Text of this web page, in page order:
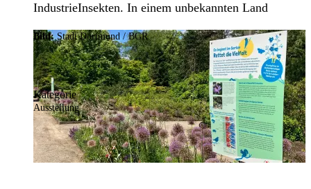
IndustrieInsekten. In einem unbekannten Land
Bild: Stadt Dortmund / BGR
Kategorie
Ausstellung